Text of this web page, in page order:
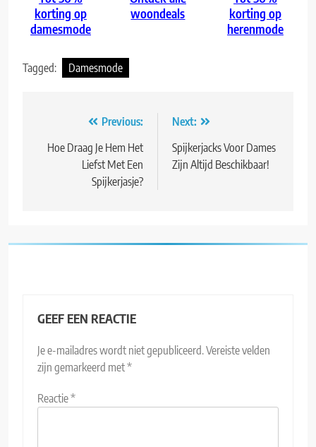
korting op
damesmode
woondeals
korting op
herenmode
Tagged: Damesmode
navigatie
Previous:
Hoe Draag Je Hem Het
Liefst Met Een
Spijkerjasje?
Next:
Spijkerjacks Voor Dames
Zijn Altijd Beschikbaar!
GEEF EEN REACTIE
Je e-mailadres wordt niet gepubliceerd.Vereiste velden
zijn gemarkeerd met*
Reactie*